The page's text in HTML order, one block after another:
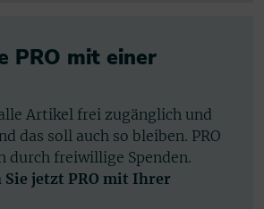
PRO mit einer
Artikel frei zugänglich und
das soll auch so bleiben. PRO
durch freiwillige Spenden.
jetzt PRO mit Ihrer